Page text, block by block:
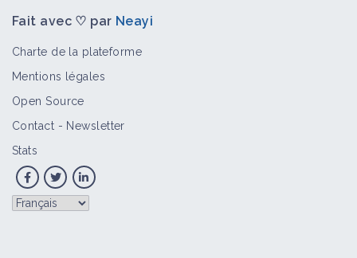
Fait avec ♡ par Neayi
Charte de la plateforme
Mentions légales
Open Source
Contact - Newsletter
Stats